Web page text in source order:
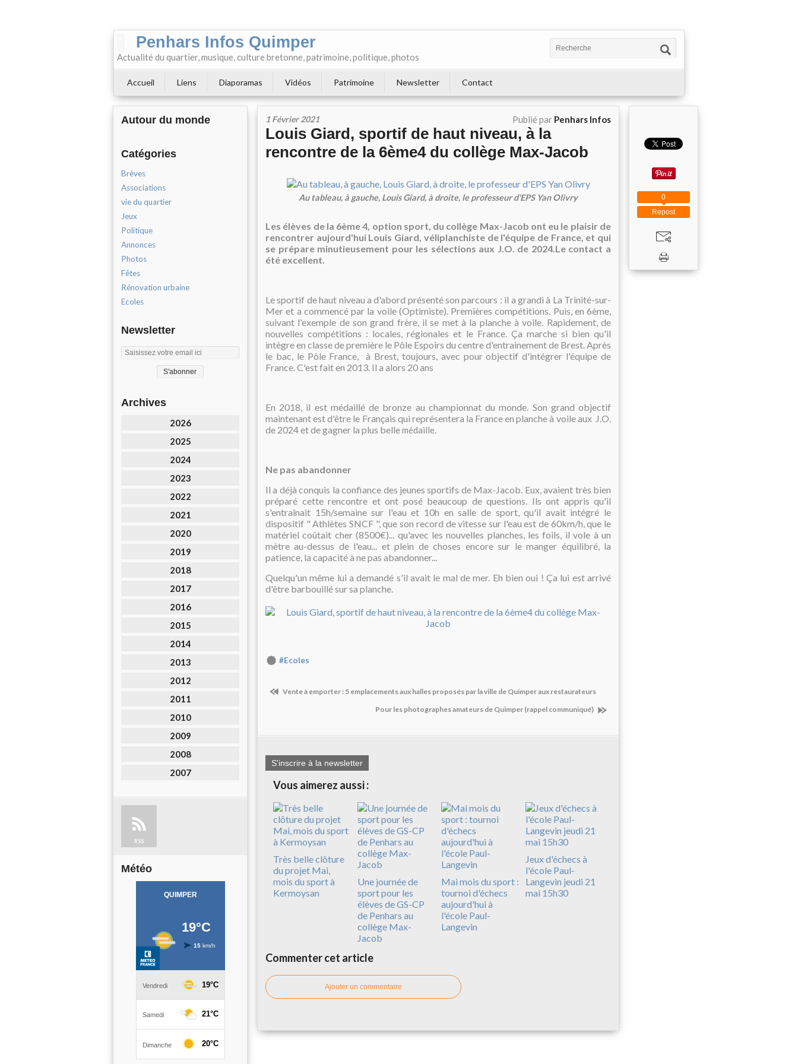
Penhars Infos Quimper
Actualité du quartier, musique, culture bretonne, patrimoine, politique, photos
Accueil Liens Diaporamas Vidéos Patrimoine Newsletter Contact
Autour du monde
Catégories
Brèves
Associations
vie du quartier
Jeux
Politique
Annonces
Photos
Fêtes
Rénovation urbaine
Ecoles
Newsletter
Archives
2026
2025
2024
2023
2022
2021
2020
2019
2018
2017
2016
2015
2014
2013
2012
2011
2010
2009
2008
2007
RSS
Météo
1 Février 2021 Publié par Penhars Infos
Louis Giard, sportif de haut niveau, à la
rencontre de la 6ème4 du collège Max-Jacob
Au tableau, à gauche, Louis Giard, à droite, le professeur d'EPS Yan Olivry
Les élèves de la 6ème 4, option sport, du collège Max-Jacob ont eu le plaisir de
rencontrer aujourd'hui Louis Giard, véliplanchiste de l'équipe de France, et qui
se prépare minutieusement pour les sélections aux J.O. de 2024.Le contact a
été excellent.
Le sportif de haut niveau a d'abord présenté son parcours : il a grandi à La Trinité-sur-
Mer et a commencé par la voile (Optimiste). Premières compétitions. Puis, en 6ème,
suivant l'exemple de son grand frère, il se met à la planche à voile. Rapidement, de
nouvelles compétitions : locales, régionales et le France. Ça marche si bien qu'il
intègre en classe de première le Pôle Espoirs du centre d'entrainement de Brest. Après
le bac, le Pôle France, à Brest, toujours, avec pour objectif d'intégrer l'équipe de
France. C'est fait en 2013. Il a alors 20 ans
En 2018, il est médaillé de bronze au championnat du monde. Son grand objectif
maintenant est d'être le Français qui représentera la France en planche à voile aux J.O.
de 2024 et de gagner la plus bellemédaille.
Ne pas abandonner
Il a déjà conquis la confiance des jeunes sportifs de Max-Jacob. Eux, avaient très bien
préparé cette rencontre et ont posé beaucoup de questions. Ils ont appris qu'il
s'entraînait 15h/semaine sur l'eau et 10h en salle de sport, qu'il avait intégré le
dispositif " Athlètes SNCF ", que son record de vitesse sur l'eau est de 60km/h, que le
matériel coûtait cher (8500€)... qu'avec les nouvelles planches, les foils, il vole à un
mètre au-dessus de l'eau... et plein de choses encore sur le manger équilibré, la
patience, la capacité à ne pas abandonner...
Quelqu'un même lui a demandé s'il avait le mal de mer. Eh bien oui ! Ça lui est arrivé
d'être barbouillé sur sa planche.
#Ecoles
Vente à emporter : 5 emplacements aux halles proposés par la ville de Quimper aux restaurateurs
Pour les photographes amateurs de Quimper (rappel communiqué)
S'inscrire à la newsletter
Vous aimerez aussi :
Très belle clôture
du projet Mai,
mois du sport à
Kermoysan
Une journée de
sport pour les
élèves de GS-CP
de Penhars au
collège Max-
Jacob
Mai mois du sport :
tournoi d'échecs
aujourd'hui à
l'école Paul-
Langevin
Jeux d'échecs à
l'école Paul-
Langevin jeudi 21
mai 15h30
Commenter cet article
Ajouter un commentaire
Repost
0